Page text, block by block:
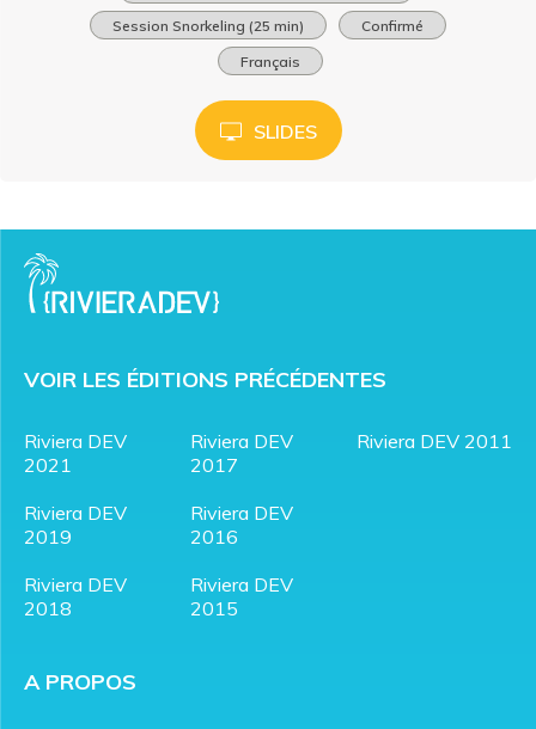
Session Snorkeling (25 min)
Confirmé
Français
SLIDES
VOIR LES ÉDITIONS PRÉCÉDENTES
Riviera DEV
2021
Riviera DEV
2019
Riviera DEV
2018
Riviera DEV
2017
Riviera DEV
2016
Riviera DEV
2015
Riviera DEV 2011
A PROPOS